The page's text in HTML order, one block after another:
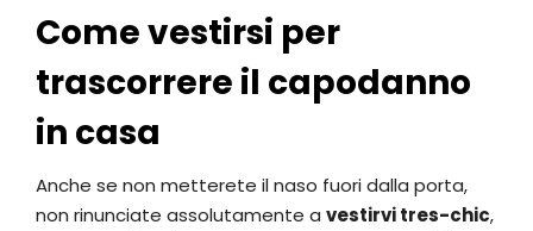
Come vestirsi per
trascorrere il capodanno
in casa
Anche se non metterete il naso fuori dalla porta,
non rinunciate assolutamente a vestirvi tres-chic,